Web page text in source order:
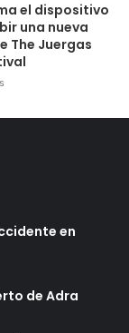
el dispositivo
una nueva
The Juergas
en
de Adra